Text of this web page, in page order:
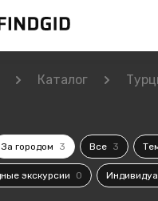
Каталог
За городом 3 Все 3
экскурсии 0